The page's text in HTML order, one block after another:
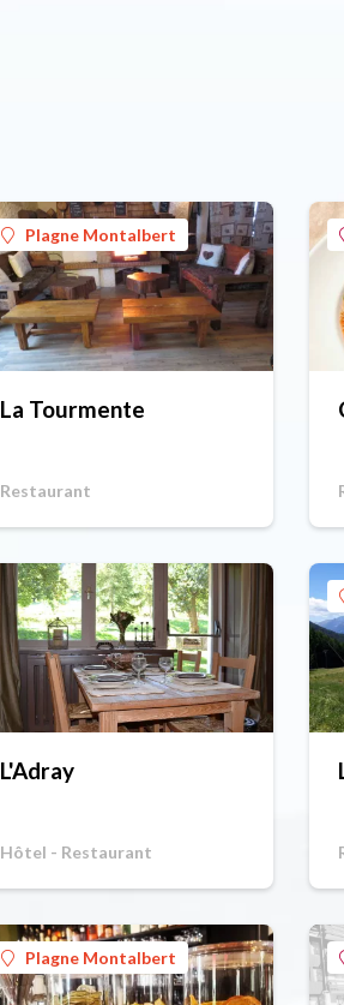
Plagne Montalbert
La Tourmente
Restaurant
L'Adray
Hôtel - Restaurant
Plagne Montalbert